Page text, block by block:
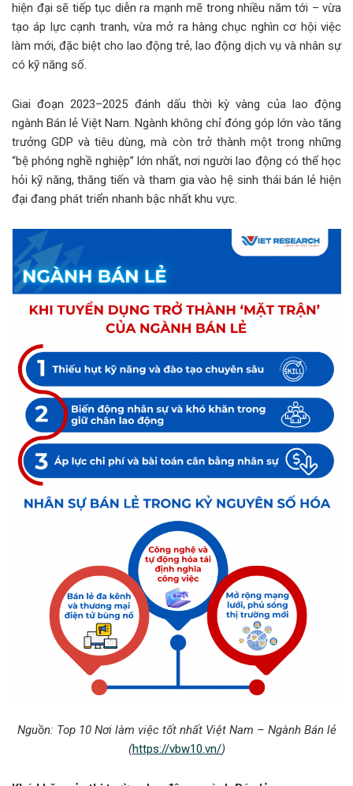
hiện đại sẽ tiếp tục diễn ra mạnh mẽ trong nhiều năm tới – vừa
tạo áp lực cạnh tranh, vừa mở ra hàng chục nghìn cơ hội việc
làm mới, đặc biệt cho lao động trẻ, lao động dịch vụ và nhân sự
có kỹ năng số.
Giai đoạn 2023–2025 đánh dấu thời kỳ vàng của lao động
ngành Bán lẻ Việt Nam. Ngành không chỉ đóng góp lớn vào tăng
trưởng GDP và tiêu dùng, mà còn trở thành một trong những
“bệ phóng nghề nghiệp” lớn nhất, nơi người lao động có thể học
hỏi kỹ năng, thăng tiến và tham gia vào hệ sinh thái bán lẻ hiện
đại đang phát triển nhanh bậc nhất khu vực.
Nguồn: Top 10 Nơi làm việc tốt nhất Việt Nam – Ngành Bán lẻ
(https://vbw10.vn/)